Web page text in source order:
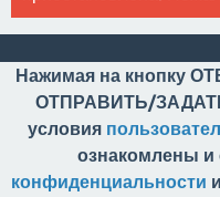
Нажимая на кнопку
ОТПРАВИТЬ/
условия
ознакомлены и
конфиденциальности